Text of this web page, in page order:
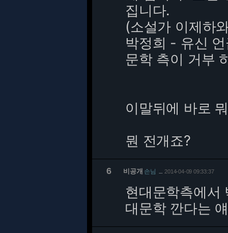
집니다.
(소설가 이제하
박정희 - 유신
문학 측이 거부
이말뒤에 바로
뭔 전개죠?
6 비공개 손님 2014-04-09 09:33:37
현대문학측에서
대문학 깐다는